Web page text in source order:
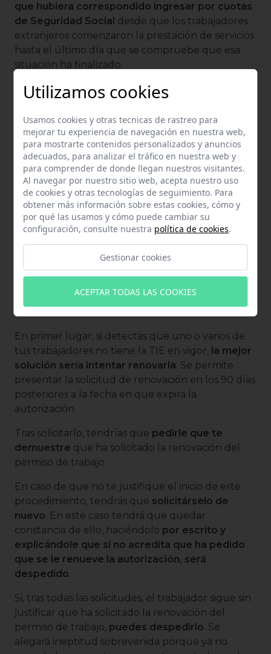
que hubiera correspondido ingresar por cuotas
de Seguridad Social desde que los trabajadores
extranjeros comenzaron la prestación de servicios
hasta el último día que se compruebe que esa
situación ha finalizado.
El expediente sancionador se iniciará por acta de
correspondiendo la imposición de las sanciones al
Subdelegado del Gobierno.
Además de todo lo visto, tener trabajadores que
no tengan permiso de trabajopuede dar lugar a
otras responsabilidadesempresariales y de
Seguridad Social.
Puede imponerse como sanción accesoria la
meses a cinco años.
¿HAY SOLUCIÓN A
POSTERIORI?
En primer lugar, si detectas que uno o varios de
tus trabajadores no tiene la TIE en vigor, la mejor
solución sería intentar renovarla. Se permite
presentar la solicitud de renovación en los 90 días
posteriores a la fecha en que expira la
autorización.
Tras solicitarlo, tendrías que pedirle que te
demuestre que ha solicitado la renovación del
permiso de trabajo.
En caso de que no te justifique el inicio de este
procedimiento, tendrás que solicitárselo de
nuevo. En este caso tendrá que quedar
constancia de ello, haciéndolo por escrito y
explicándole que si no acredita que ha pedido
que se le renueve la autorización, será
despedido.
Si, tras todas las solicitudes, el trabajador sigue sin
justificar que ha solicitado la renovación del
permiso de trabajo, puedes despedirlo. Se
alegará ineptitud sobrevenida porque ya no
Utilizamos cookies
Usamos cookies y otras tecnicas de rastreo para
mejorar tu experiencia de navegación en nuestra web,
para mostrarte contenidos personalizados y anuncios
adecuados, para analizar el tráfico en nuestra web y
para comprender de donde llegan nuestros visitantes.
Al navegar por nuestro sitio web, acepta nuestro uso
de cookies y otras tecnologías de seguimiento. Para
obtener más información sobre estas cookies, cómo y
por qué las usamos y cómo puede cambiar su
configuración, consulte nuestra política de cookies.
Gestionar cookies
ACEPTAR TODAS LAS COOKIES